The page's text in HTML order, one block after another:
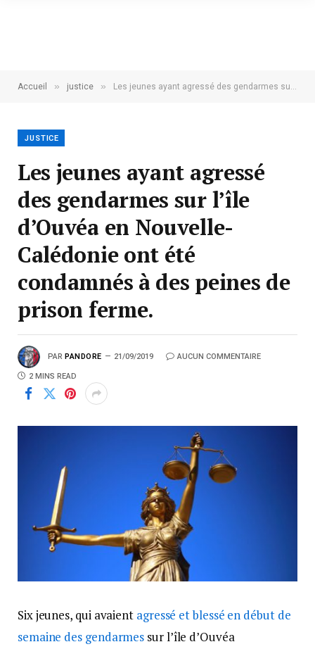
Accueil » justice » Les jeunes ayant agressé des gendarmes sur l’île d’Ouvéa en Nouvelle-Calédonie ont été condamnés à des peines de prison ferme.
JUSTICE
Les jeunes ayant agressé
des gendarmes sur l’île
d’Ouvéa en Nouvelle-
Calédonie ont été
condamnés à des peines de
prison ferme.
PAR PANDORE 21/09/2019 AUCUN COMMENTAIRE
2 MINS READ
Six jeunes, qui avaient agressé et blessé en début de
semaine des gendarmes sur l’île d’Ouvéa